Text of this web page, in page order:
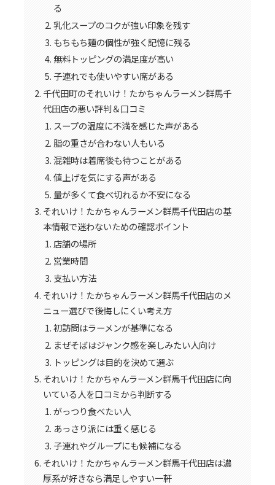
る
乳化スープのコクが強い印象を残す
もちもち麺の個性が強く記憶に残る
無料トッピングの満足度が高い
子連れでも使いやすい席がある
千代田町のそれいけ！たかちゃんラーメン群馬千
代田店の悪い評判＆口コミ
スープの温度に不満を感じた声がある
脂の重さが合わない人もいる
混雑時は着席後も待つことがある
値上げを気にする声がある
量が多くて食べ切れるか不安になる
それいけ！たかちゃんラーメン群馬千代田店の基
本情報で迷わないための確認ポイント
店舗の場所
営業時間
支払い方法
それいけ！たかちゃんラーメン群馬千代田店のメ
ニュー選びで後悔しにくい考え方
初訪問はラーメンが基準になる
まぜそばはジャンク感を楽しみたい人向け
トッピングは目的を決めて選ぶ
それいけ！たかちゃんラーメン群馬千代田店に向
いている人を口コミから判断する
がっつり食べたい人
あっさり派には重く感じる
子連れやグループにも候補になる
それいけ！たかちゃんラーメン群馬千代田店は濃
厚系が好きなら満足しやすい一軒